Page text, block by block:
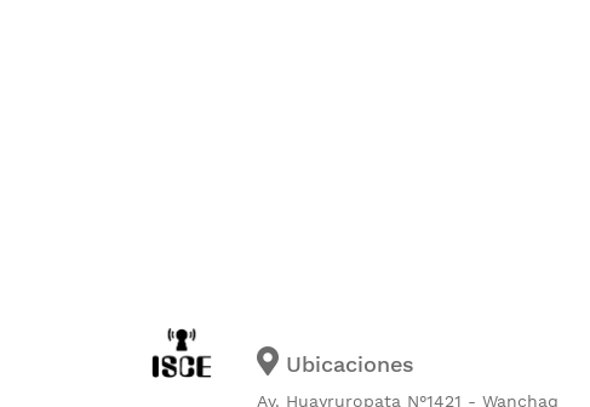
Ubicaciones
Av. Huayruropata N°1421 - Wanchaq